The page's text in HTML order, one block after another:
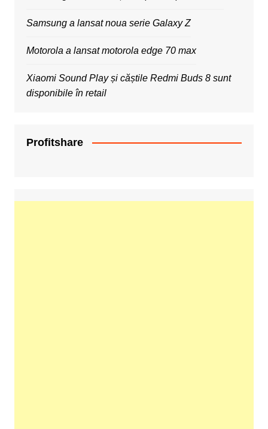
Samsung a lansat noua serie Galaxy Z
Motorola a lansat motorola edge 70 max
Xiaomi Sound Play și căștile Redmi Buds 8 sunt
disponibile în retail
Profitshare